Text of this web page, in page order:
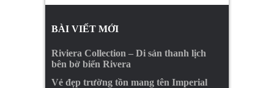
BÀI VIẾT MỚI
Riviera Collection – Di sản thanh lịch
bên bờ biển Rivera
Vẻ đẹp trường tồn mang tên Imperial